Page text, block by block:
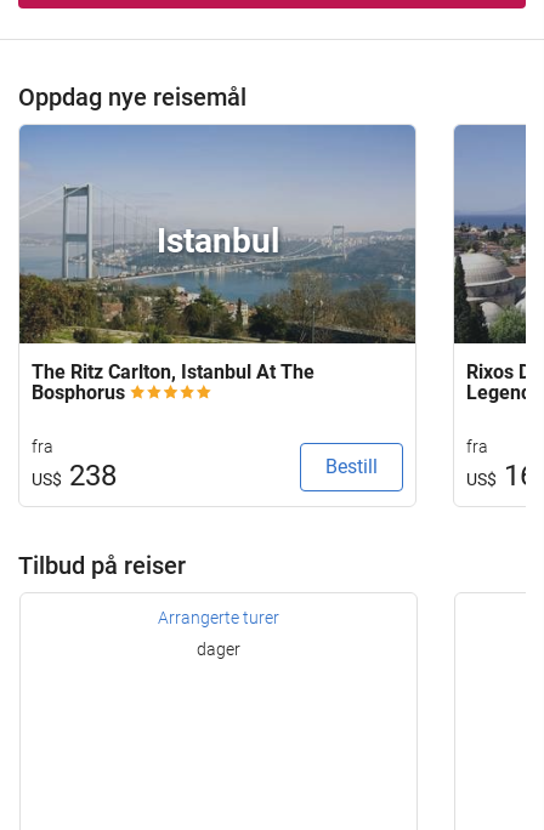
Oppdag nye reisemål
Istanbul
The Ritz Carlton, Istanbul At The
Bosphorus
fra
US$ 238 Bestill
Rixos
fra
US$
Tilbud på reiser
Arrangerte turer
dager